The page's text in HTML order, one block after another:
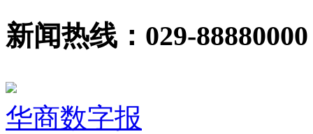
新闻热线：029-88880000
华商数字报